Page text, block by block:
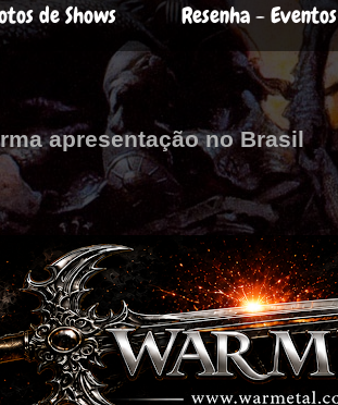
de Shows Resenha - Eventos
apresentação no Brasil